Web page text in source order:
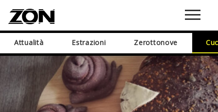
Attualità Estrazioni Zerottonove